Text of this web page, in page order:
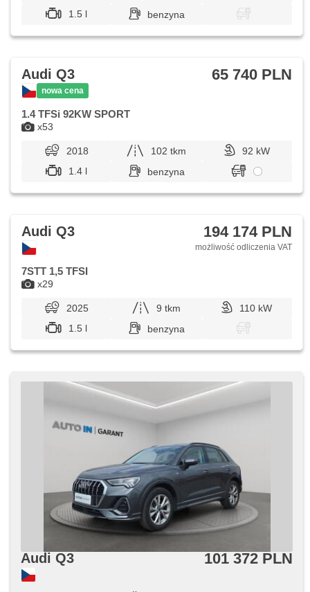
1.5 l
benzyna
x53
Audi Q3
nowa cena
65 740 PLN
1.4 TFSi 92KW SPORT
2018 102 tkm
92 kW
1.4 l
benzyna
x29
Audi Q3 194 174 PLN
możliwość odliczenia VAT
7STT 1,5 TFSI
2025 9 tkm
110 kW
1.5 l
benzyna
Audi Q3 101 372 PLN